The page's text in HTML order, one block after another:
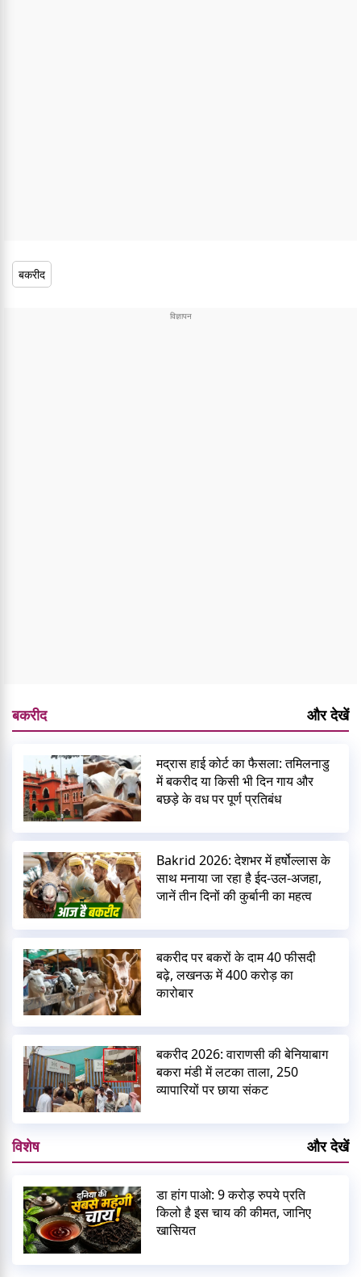
बकरीद
बकरीद और देखें
मद्रास हाई कोर्ट का फैसला: तमिलनाडु
में बकरीद या किसी भी दिन गाय और
बछड़े के वध पर पूर्ण प्रतिबंध
Bakrid 2026: देशभर में हर्षोल्लास के
साथ मनाया जा रहा है ईद-उल-अजहा,
जानें तीन दिनों की कुर्बानी का महत्व
बकरीद पर बकरों के दाम 40 फीसदी
बढ़े, लखनऊ में 400 करोड़ का
कारोबार
बकरीद 2026: वाराणसी की बेनियाबाग
बकरा मंडी में लटका ताला, 250
व्यापारियों पर छाया संकट
विशेष और देखें
डा हांग पाओ: 9 करोड़ रुपये प्रति
किलो है इस चाय की कीमत, जानिए
खासियत